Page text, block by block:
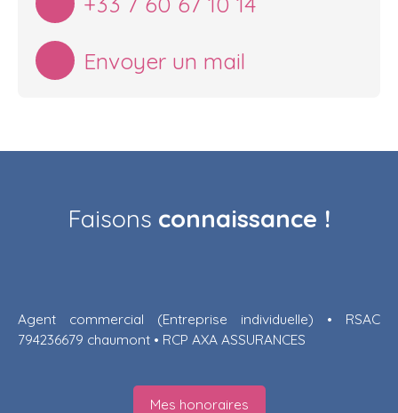
Envoyer un mail
Faisons connaissance !
Agent commercial (Entreprise individuelle) • RSAC
794236679 chaumont • RCP AXA ASSURANCES
Mes honoraires